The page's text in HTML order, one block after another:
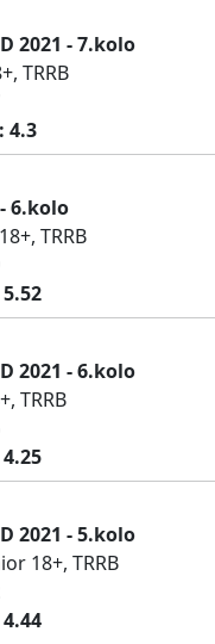
2021 - 7.kolo
TRRB
4.3
6.kolo
TRRB
2021 - 6.kolo
TRRB
2021 - 5.kolo
18+, TRRB